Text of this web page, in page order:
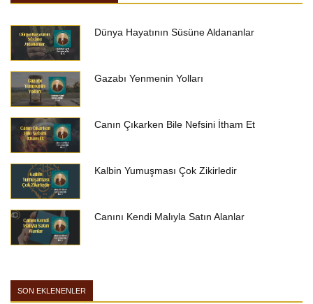
Dünya Hayatının Süsüne Aldananlar
Gazabı Yenmenin Yolları
Canın Çıkarken Bile Nefsini İtham Et
Kalbin Yumuşması Çok Zikirledir
Canını Kendi Malıyla Satın Alanlar
SON EKLENENLER